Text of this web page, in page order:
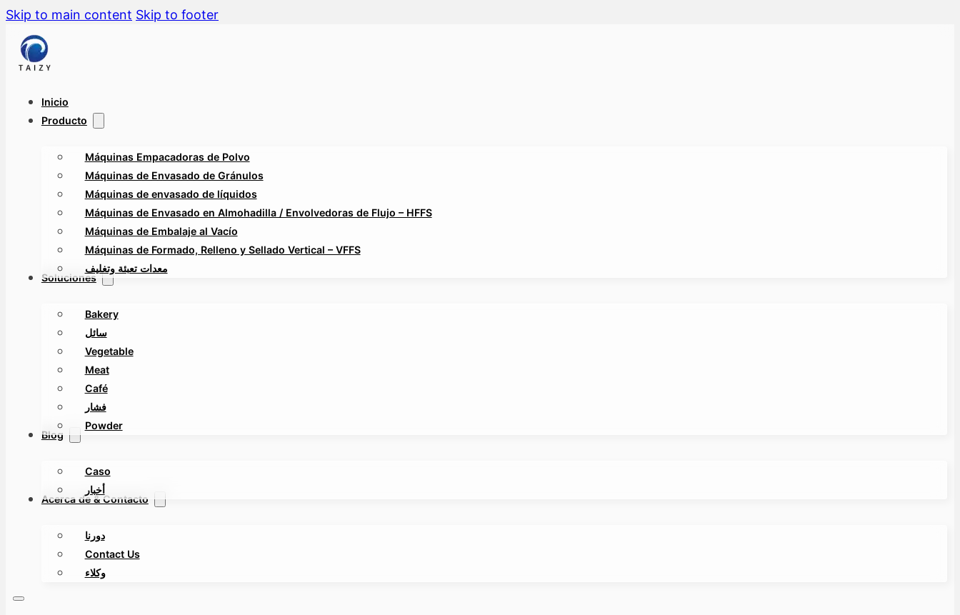
Skip to main content Skip to footer
Inicio
Producto
Máquinas Empacadoras de Polvo
Máquinas de Envasado de Gránulos
Máquinas de envasado de líquidos
Máquinas de Envasado en Almohadilla / Envolvedoras de Flujo – HFFS
Máquinas de Embalaje al Vacío
Máquinas de Formado, Relleno y Sellado Vertical – VFFS
معدات تعبئة وتغليف
Soluciones
Bakery
سائل
Vegetable
Meat
Café
فشار
Powder
Blog
Caso
أخبار
Acerca de & Contacto
دورنا
Contact Us
وكلاء